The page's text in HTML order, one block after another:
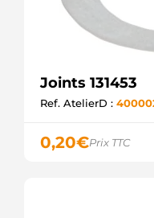
Joints 131453
Ref. AtelierD :
0,20€Prix TTC